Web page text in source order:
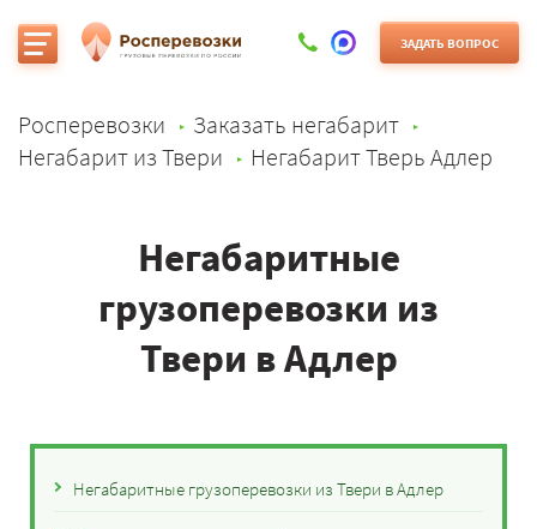
ЗАДАТЬ ВОПРОС
Росперевозки
Заказать негабарит
Негабарит из Твери
Негабарит Тверь Адлер
Негабаритные
грузоперевозки из
Твери в Адлер
Негабаритные грузоперевозки из Твери в Адлер